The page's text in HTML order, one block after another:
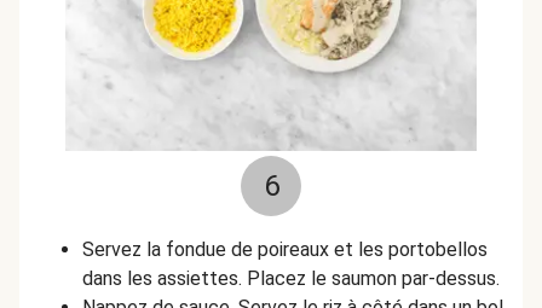
6
Servez la fondue de poireaux et les portobellos
dans les assiettes. Placez le saumon par-dessus.